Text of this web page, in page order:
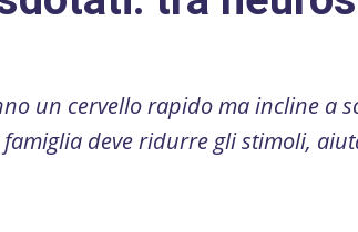
un cervello rapido ma incline a
deve ridurre gli stimoli,